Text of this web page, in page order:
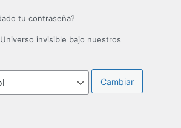
tu contraseña?
invisible bajo nuestros